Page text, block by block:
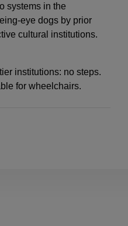
systems in the
eye dogs by prior
cultural institutions.
institutions: no steps.
for wheelchairs.